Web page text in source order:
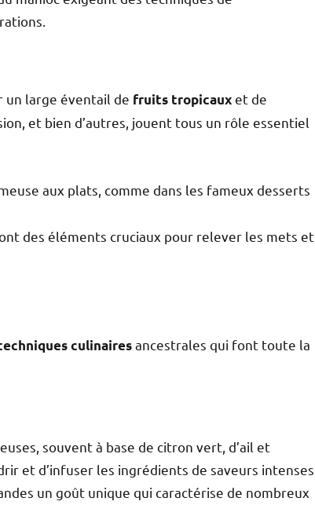
un large éventail de fruits tropicauxet de
et bien d’autres, jouent tous un rôle essentiel
aux plats, comme dans les fameux desserts
des éléments cruciaux pour relever les mets et
culinairesancestrales qui font toute la
souvent à base de citron vert, d’ail et
et d’infuser les ingrédients de saveurs intenses.
un goût unique qui caractérise de nombreux